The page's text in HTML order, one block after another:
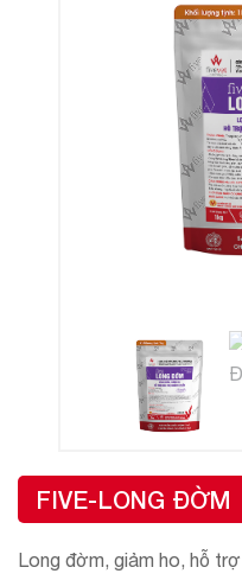
FIVE-LONG ĐỜM
Long đờm, giảm ho, hỗ